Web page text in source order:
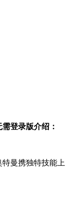
登录版介绍：
曼携独特技能上